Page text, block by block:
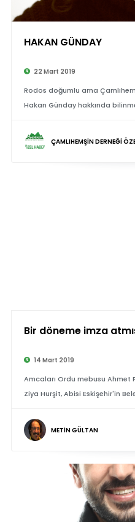
HAKAN GÜNDAY
22 Mart 2019
Rodos doğumlu ama
Hakan Günday hakkında
ÇAMLIHEMŞİN DERNEĞİ
Bir döneme imza
14 Mart 2019
Amcaları Ordu mebusu Ahmet
Ziya Hurşit, Abisi Eskişehir'in
METİN GÜLTAN